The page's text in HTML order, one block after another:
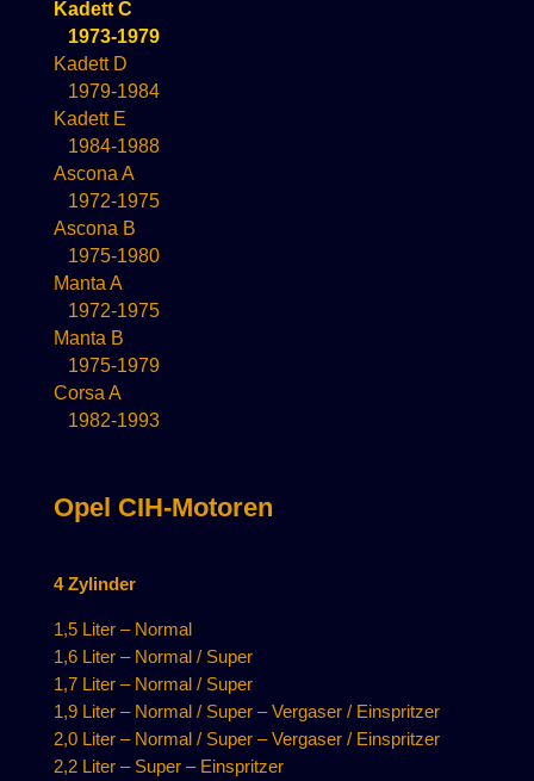
Kadett C
1973-1979
Kadett D
1979-1984
Kadett E
1984-1988
Ascona A
1972-1975
Ascona B
1975-1980
Manta A
1972-1975
Manta B
1975-1979
Corsa A
1982-1993
Opel CIH-Motoren
4 Zylinder
1,5 Liter – Normal
1,6 Liter – Normal / Super
1,7 Liter – Normal / Super
1,9 Liter – Normal / Super – Vergaser / Einspritzer
2,0 Liter – Normal / Super – Vergaser / Einspritzer
2,2 Liter – Super – Einspritzer